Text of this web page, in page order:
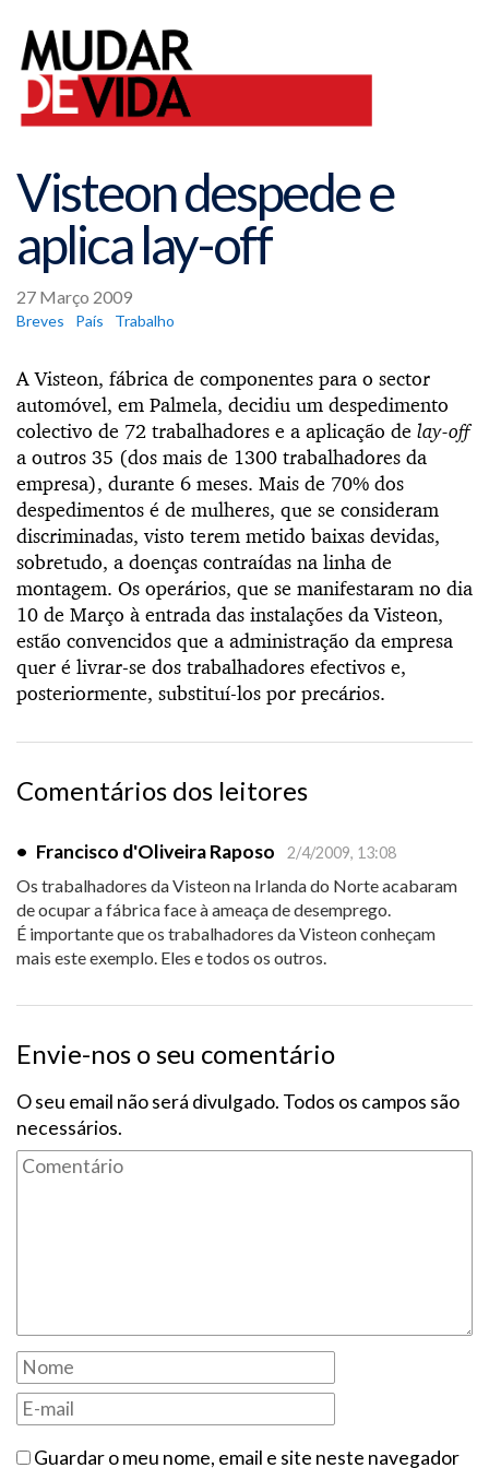
Visteon despede e
aplica lay-off
27 Março 2009
Breves País Trabalho
A Visteon, fábrica de componentes para o sector
automóvel, em Palmela, decidiu um despedimento
colectivo de 72 trabalhadores e a aplicação de lay-off
a outros 35 (dos mais de 1300 trabalhadores da
empresa), durante 6 meses. Mais de 70% dos
despedimentos é de mulheres, que se consideram
discriminadas, visto terem metido baixas devidas,
sobretudo, a doenças contraídas na linha de
montagem. Os operários, que se manifestaram no dia
10 de Março à entrada das instalações da Visteon,
estão convencidos que a administração da empresa
quer é livrar-se dos trabalhadores efectivos e,
posteriormente, substituí-los por precários.
Comentários dos leitores
• Francisco d'Oliveira Raposo 2/4/2009, 13:08
Os trabalhadores da Visteon na Irlanda do Norte acabaram
de ocupar a fábrica face à ameaça de desemprego.
É importante que os trabalhadores da Visteon conheçam
mais este exemplo. Eles e todos os outros.
Envie-nos o seu comentário
O seu email não será divulgado. Todos os campos são
necessários.
Guardar o meu nome, email e site neste navegador